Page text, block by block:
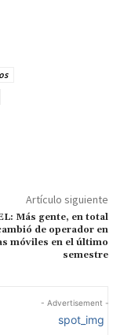
Artículo siguiente
Más gente, en total
de operador en
móviles en el último
semestre
- Advertisement -